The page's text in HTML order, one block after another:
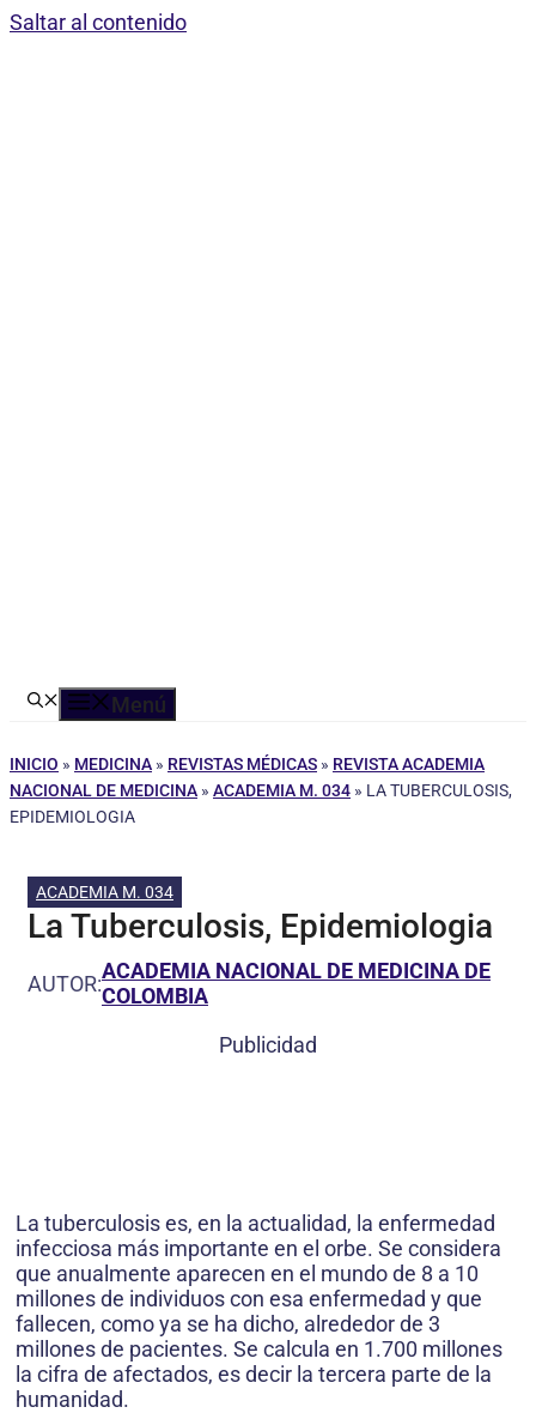
Saltar al contenido
Menú
INICIO » MEDICINA » REVISTAS MÉDICAS » REVISTA ACADEMIA
NACIONAL DE MEDICINA » ACADEMIA M. 034 » LA TUBERCULOSIS,
EPIDEMIOLOGIA
ACADEMIA M. 034
La Tuberculosis, Epidemiologia
AUTOR:ACADEMIA NACIONAL DE MEDICINA DE
COLOMBIA
Publicidad
La tuberculosis es, en la actualidad, la enfermedad
infecciosa más importante en el orbe. Se considera
que anualmente aparecen en el mundo de 8 a 10
millones de individuos con esa enfermedad y que
fallecen, como ya se ha dicho, alrededor de 3
millones de pacientes. Se calcula en 1.700 millones
la cifra de afectados, es decir la tercera parte de la
humanidad.